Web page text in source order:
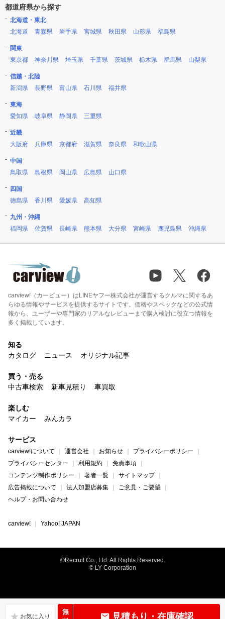
無
見積もり・在庫確認
都道府県から探す
北海道・東北
北海道
青森県 岩手県 宮城県 秋田県 山形県 福島県
関東
東京都
神奈川県 埼玉県 千葉県 茨城県 栃木県 群馬県 山梨県
信越・北陸
新潟県
長野県 富山県 石川県 福井県
東海
愛知県
岐阜県 静岡県 三重県
近畿
大阪府
兵庫県 京都府 滋賀県 奈良県 和歌山県
中国
鳥取県
島根県 岡山県 広島県 山口県
四国
徳島県
香川県 愛媛県 高知県
九州・沖縄
福岡県
佐賀県 長崎県 熊本県 大分県 宮崎県 鹿児島県 沖縄県
carview!（カービュー）はLINEヤフー株式会社が運営するクルマに関するあ
らゆる情報やサービスを提供するサイトです。価格やスペックなどの公式情
報から、ユーザーや専門家のリアルなレビューまで購入検討に役立つ情報を
多く掲載しています。
知る
カタログ
ニュース オリジナル記事
買う・売る
中古車検索
新車見積り 車買取
楽しむ
マイカー
みんカラ
サービス
carview!について 運営会社 お知らせ
プライバシーポリシー
プライバシーセンター
利用規約
免責事項
コンテンツ制作ポリシー
著者一覧
サイトマップ
広告掲載について
法人加盟店募集
ご意見・ご要望
ヘルプ・お問い合わせ
carview! Yahoo! JAPAN
©Recruit Co., Ltd. All Rights Reserved.
© LY Corporation